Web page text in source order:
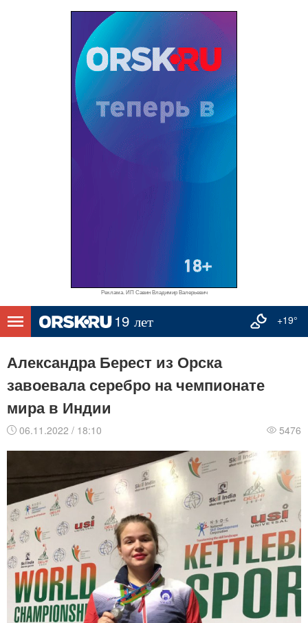
Реклама. ИП Савин Владимир Валерьевич
+19°
Александра Берест из Орска
завоевала серебро на чемпионате
мира в Индии
06.11.2022 / 18:10 5476